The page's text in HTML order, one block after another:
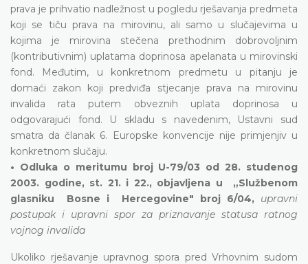
prava je prihvatio nadležnost u pogledu rješavanja predmeta
koji se tiču prava na mirovinu, ali samo u slučajevima u
kojima je mirovina stečena prethodnim dobrovoljnim
(kontributivnim) uplatama doprinosa apelanata u mirovinski
fond. Međutim, u konkretnom predmetu u pitanju je
domaći zakon koji predviđa stjecanje prava na mirovinu
invalida rata putem obveznih uplata doprinosa u
odgovarajući fond. U skladu s navedenim, Ustavni sud
smatra da članak 6. Europske konvencije nije primjenjiv u
konkretnom slučaju.
• Odluka o meritumu broj U-79/03 od 28. studenog
2003. godine, st. 21. i 22., objavljena u „Službenom
glasniku Bosne i Hercegovine" broj 6/04, upravni
postupak i upravni spor za priznavanje statusa ratnog
vojnog invalida
Ukoliko rješavanje upravnog spora pred Vrhovnim sudom